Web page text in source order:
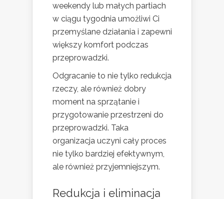
weekendy lub małych partiach
w ciągu tygodnia umożliwi Ci
przemyślane działania i zapewni
większy komfort podczas
przeprowadzki.
Odgracanie to nie tylko redukcja
rzeczy, ale również dobry
moment na sprzątanie i
przygotowanie przestrzeni do
przeprowadzki. Taka
organizacja uczyni cały proces
nie tylko bardziej efektywnym,
ale również przyjemniejszym.
Redukcja i eliminacja